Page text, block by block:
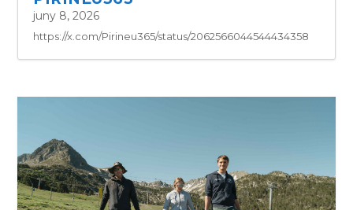
juny 8, 2026
https://x.com/Pirineu365/status/2062566044544434358